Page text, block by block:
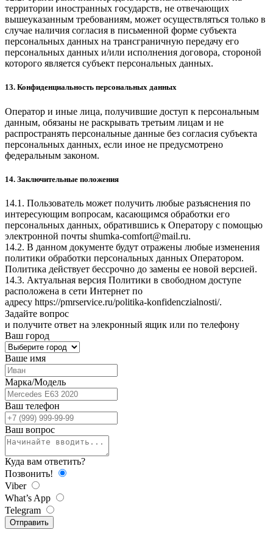
территории иностранных государств, не отвечающих
вышеуказанным требованиям, может осуществляться только в
случае наличия согласия в письменной форме субъекта
персональных данных на трансграничную передачу его
персональных данных и/или исполнения договора, стороной
которого является субъект персональных данных.
13. Конфиденциальность персональных данных
Оператор и иные лица, получившие доступ к персональным
данным, обязаны не раскрывать третьим лицам и не
распространять персональные данные без согласия субъекта
персональных данных, если иное не предусмотрено
федеральным законом.
14. Заключительные положения
14.1. Пользователь может получить любые разъяснения по
интересующим вопросам, касающимся обработки его
персональных данных, обратившись к Оператору с помощью
электронной почты shumka-comfort@mail.ru.
14.2. В данном документе будут отражены любые изменения
политики обработки персональных данных Оператором.
Политика действует бессрочно до замены ее новой версией.
14.3. Актуальная версия Политики в свободном доступе
расположена в сети Интернет по
адресу https://pmrservice.ru/politika-konfidenczialnosti/.
Задайте вопрос
и получите ответ на элекронный ящик или по телефону
Ваш город
Ваше имя
Марка/Модель
Ваш телефон
Ваш вопрос
Куда вам ответить?
Позвонить!
Viber
What’s App
Telegram
Отправить